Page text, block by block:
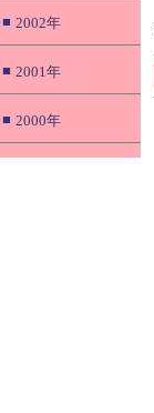
■ 2002年
■ 2001年
■ 2000年